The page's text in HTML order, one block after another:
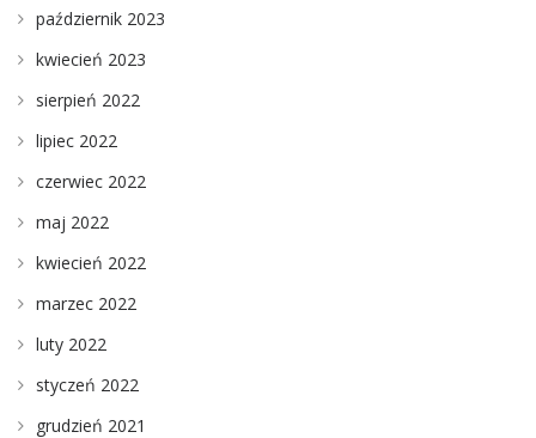
październik 2023
kwiecień 2023
sierpień 2022
lipiec 2022
czerwiec 2022
maj 2022
kwiecień 2022
marzec 2022
luty 2022
styczeń 2022
grudzień 2021